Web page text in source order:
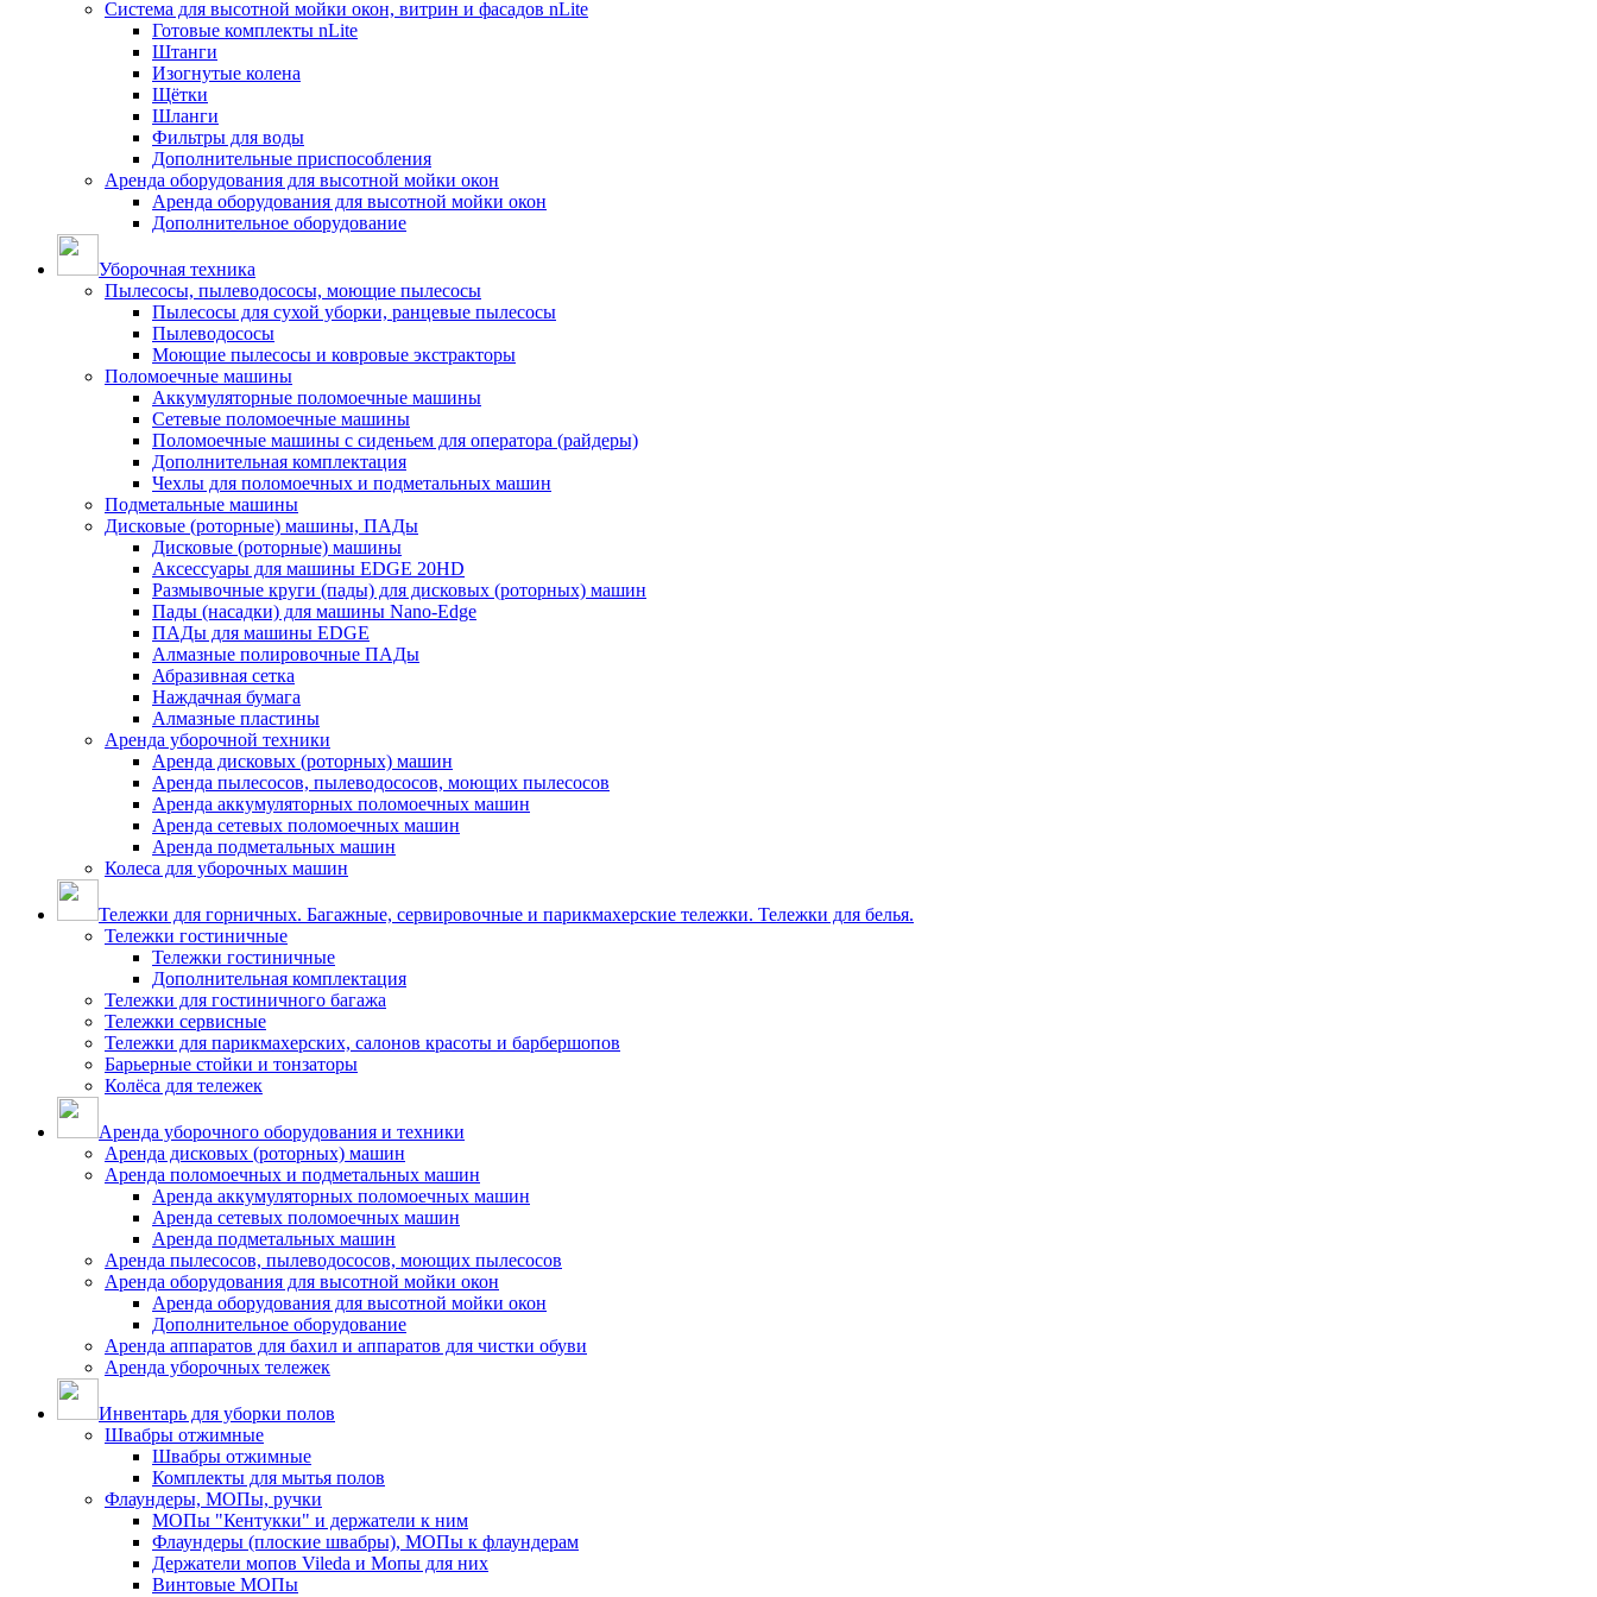
Система для высотной мойки окон, витрин и фасадов nLite
Готовые комплекты nLite
Штанги
Изогнутые колена
Щётки
Шланги
Фильтры для воды
Дополнительные приспособления
Аренда оборудования для высотной мойки окон
Аренда оборудования для высотной мойки окон
Дополнительное оборудование
Уборочная техника
Пылесосы, пылеводососы, моющие пылесосы
Пылесосы для сухой уборки, ранцевые пылесосы
Пылеводососы
Моющие пылесосы и ковровые экстракторы
Поломоечные машины
Аккумуляторные поломоечные машины
Сетевые поломоечные машины
Поломоечные машины с сиденьем для оператора (райдеры)
Дополнительная комплектация
Чехлы для поломоечных и подметальных машин
Подметальные машины
Дисковые (роторные) машины, ПАДы
Дисковые (роторные) машины
Аксессуары для машины EDGE 20HD
Размывочные круги (пады) для дисковых (роторных) машин
Пады (насадки) для машины Nano-Edge
ПАДы для машины EDGE
Алмазные полировочные ПАДы
Абразивная сетка
Наждачная бумага
Алмазные пластины
Аренда уборочной техники
Аренда дисковых (роторных) машин
Аренда пылесосов, пылеводососов, моющих пылесосов
Аренда аккумуляторных поломоечных машин
Аренда сетевых поломоечных машин
Аренда подметальных машин
Колеса для уборочных машин
Тележки для горничных. Багажные, сервировочные и парикмахерские тележки. Тележки для белья.
Тележки гостиничные
Тележки гостиничные
Дополнительная комплектация
Тележки для гостиничного багажа
Тележки сервисные
Тележки для парикмахерских, салонов красоты и барбершопов
Барьерные стойки и тонзаторы
Колёса для тележек
Аренда уборочного оборудования и техники
Аренда дисковых (роторных) машин
Аренда поломоечных и подметальных машин
Аренда аккумуляторных поломоечных машин
Аренда сетевых поломоечных машин
Аренда подметальных машин
Аренда пылесосов, пылеводососов, моющих пылесосов
Аренда оборудования для высотной мойки окон
Аренда оборудования для высотной мойки окон
Дополнительное оборудование
Аренда аппаратов для бахил и аппаратов для чистки обуви
Аренда уборочных тележек
Инвентарь для уборки полов
Швабры отжимные
Швабры отжимные
Комплекты для мытья полов
Флаундеры, МОПы, ручки
МОПы "Кентукки" и держатели к ним
Флаундеры (плоские швабры), МОПы к флаундерам
Держатели мопов Vileda и Мопы для них
Винтовые МОПы